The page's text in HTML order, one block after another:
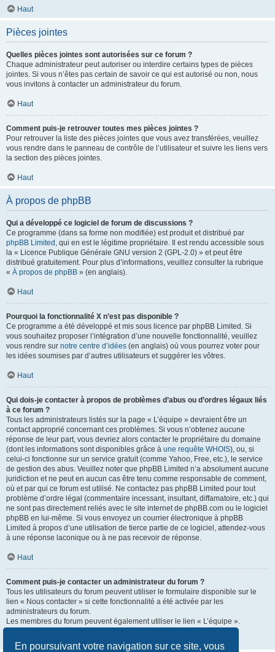
En poursuivant votre navigation sur ce site, vous
Haut
Pièces jointes
Quelles pièces jointes sont autorisées sur ce forum ?
Chaque administrateur peut autoriser ou interdire certains types de pièces
jointes. Si vous n’êtes pas certain de savoir ce qui est autorisé ou non, nous
vous invitons à contacter un administrateur du forum.
Haut
Comment puis-je retrouver toutes mes pièces jointes ?
Pour retrouver la liste des pièces jointes que vous avez transférées, veuillez
vous rendre dans le panneau de contrôle de l’utilisateur et suivre les liens vers
la section des pièces jointes.
Haut
À propos de phpBB
Qui a développé ce logiciel de forum de discussions ?
Ce programme (dans sa forme non modifiée) est produit et distribué par
phpBB Limited , qui en est le légitime propriétaire. Il est rendu accessible sous
la « Licence Publique Générale GNU version 2 (GPL-2.0) » et peut être
distribué gratuitement. Pour plus d’informations, veuillez consulter la rubrique
« À propos de phpBB » (en anglais).
Haut
Pourquoi la fonctionnalité X n’est pas disponible ?
Ce programme a été développé et mis sous licence par phpBB Limited. Si
vous souhaitez proposer l’intégration d’une nouvelle fonctionnalité, veuillez
vous rendre sur notre centre d’idées (en anglais) où vous pourrez voter pour
les idées soumises par d’autres utilisateurs et suggérer les vôtres.
Haut
Qui dois-je contacter à propos de problèmes d’abus ou d’ordres légaux liés
à ce forum ?
Tous les administrateurs listés sur la page « L’équipe » devraient être un
contact approprié concernant ces problèmes. Si vous n’obtenez aucune
réponse de leur part, vous devriez alors contacter le propriétaire du domaine
(dont les informations sont disponibles grâce à une requête WHOIS), ou, si
celui-ci fonctionne sur un service gratuit (comme Yahoo, Free, etc.), le service
de gestion des abus. Veuillez noter que phpBB Limited n’a absolument aucune
juridiction et ne peut en aucun cas être tenu comme responsable de comment,
où et par qui ce forum est utilisé. Ne contactez pas phpBB Limited pour tout
problème d’ordre légal (commentaire incessant, insultant, diffamatoire, etc.) qui
ne sont pas directement reliés avec le site internet de phpBB.com ou le logiciel
phpBB en lui-même. Si vous envoyez un courrier électronique à phpBB
Limited à propos d’une utilisation de tierce partie de ce logiciel, attendez-vous
à une réponse laconique ou à ne pas recevoir de réponse.
Haut
Comment puis-je contacter un administrateur du forum ?
Tous les utilisateurs du forum peuvent utiliser le formulaire disponible sur le
lien « Nous contacter » si cette fonctionnalité a été activée par les
administrateurs du forum.
Les membres du forum peuvent également utiliser le lien « L’équipe ».
Haut